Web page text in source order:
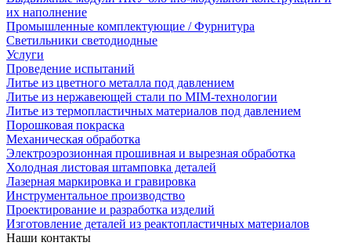
их наполнение
Промышленные комплектующие / Фурнитура
Светильники светодиодные
Услуги
Проведение испытаний
Литье из цветного металла под давлением
Литье из нержавеющей стали по MIM-технологии
Литье из термопластичных материалов под давлением
Порошковая покраска
Механическая обработка
Электроэрозионная прошивная и вырезная обработка
Холодная листовая штамповка деталей
Лазерная маркировка и гравировка
Инструментальное производство
Проектирование и разработка изделий
Изготовление деталей из реактопластичных материалов
Наши контакты